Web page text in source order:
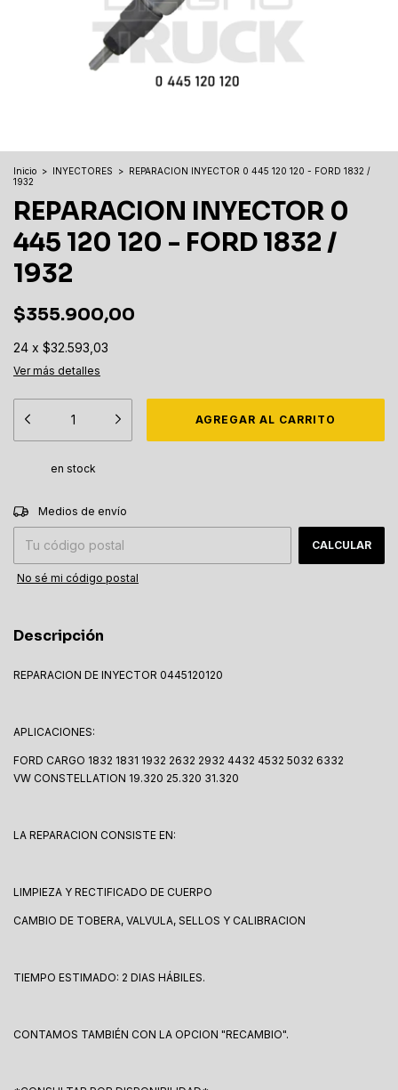
Inicio > INYECTORES > REPARACION INYECTOR 0 445 120 120 - FORD 1832 /
1932
REPARACION INYECTOR 0
445 120 120 - FORD 1832 /
1932
$355.900,00
24 x $32.593,03
Ver más detalles
en stock
Entregas para el CP:
Medios de envío
CALCULAR
No sé mi código postal
Descripción
REPARACION DE INYECTOR 0445120120
APLICACIONES:
FORD CARGO 1832 1831 1932 2632 2932 4432 4532 5032 6332
VW CONSTELLATION 19.320 25.320 31.320
LA REPARACION CONSISTE EN:
LIMPIEZA Y RECTIFICADO DE CUERPO
CAMBIO DE TOBERA, VALVULA, SELLOS Y CALIBRACION
TIEMPO ESTIMADO: 2 DIAS HÁBILES.
CONTAMOS TAMBIÉN CON LA OPCION "RECAMBIO".